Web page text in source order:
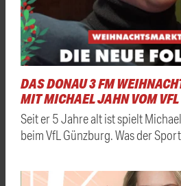
DAS DONAU 3 FM
MIT MICHAEL JAHN VOM
Seit er 5 Jahre alt ist spielt
beim VfL Günzburg. Was der